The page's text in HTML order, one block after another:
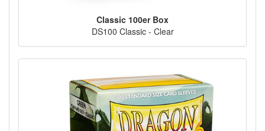
Classic 100er Box
DS100 Classic - Clear